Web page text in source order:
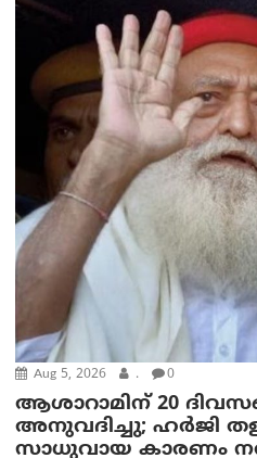
Aug 5, 2026 . 0
ആശാറാമിന് 20
അനുവദിച്ചു; ഹർജി
സാധുവായ കാരണം